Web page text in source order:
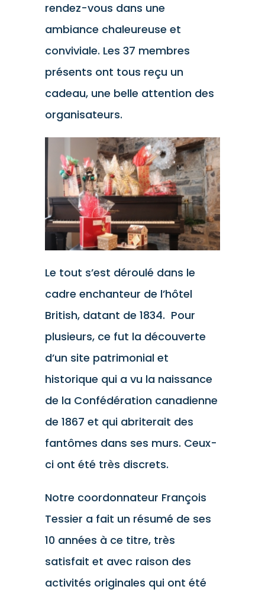
rendez-vous dans une
ambiance chaleureuse et
conviviale. Les 37 membres
présents ont tous reçu un
cadeau, une belle attention des
organisateurs.
Le tout s’est déroulé dans le
cadre enchanteur de l’hôtel
British, datant de 1834. Pour
plusieurs, ce fut la découverte
d’un site patrimonial et
historique qui a vu la naissance
de la Confédération canadienne
de 1867 et qui abriterait des
fantômes dans ses murs. Ceux-
ci ont été très discrets.
Notre coordonnateur François
Tessier a fait un résumé de ses
10 années à ce titre, très
satisfait et avec raison des
activités originales qui ont été